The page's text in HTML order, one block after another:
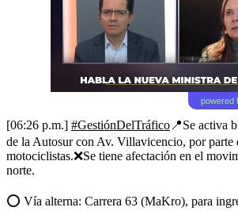
powered
[06:26 p.m.] #GestiónDelTráfico📍Se activa
de la Autosur con Av. Villavicencio, por parte
motociclistas.❌Se tiene afectación en el
norte.
⭕ Vía alterna: Carrera 63 (MaKro), para